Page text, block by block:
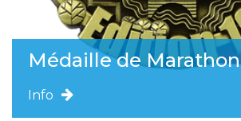
Médaille de Marathon
Info